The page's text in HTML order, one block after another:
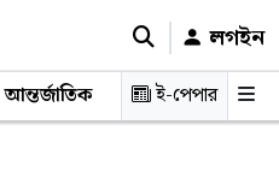
লগইন
আন্তর্জাতিক রাজনীতি স্বাস্থ্য শিক্ষা
ই-পেপার